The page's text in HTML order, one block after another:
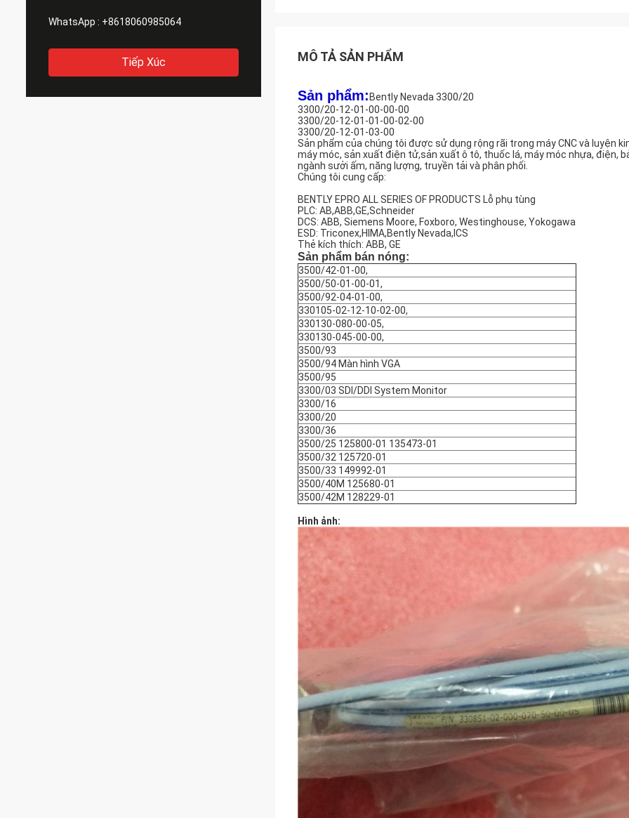
WhatsApp : +8618060985064
Tiếp Xúc MÔ TẢ SẢN PHẨM
Sản phẩm: Bently Nevada 3300/20
3300/20-12-01-00-00-00
3300/20-12-01-01-00-02-00
3300/20-12-01-03-00
Sản phẩm của chúng tôi được sử dụng rộng rãi trong máy CNC và luyện
máy móc, sản xuất điện tử,sản xuất ô tô, thuốc lá, máy móc nhựa, điện,
ngành sưởi ấm, năng lượng, truyền tải và phân phối.
Chúng tôi cung cấp:
BENTLY EPRO ALL SERIES OF PRODUCTS Lỗ phụ tùng
PLC: AB,ABB,GE,Schneider
DCS: ABB, Siemens Moore, Foxboro, Westinghouse, Yokogawa
ESD: Triconex,HIMA,Bently Nevada,ICS
Thẻ kích thích: ABB, GE
Sản phẩm bán nóng:
3500/42-01-00,
3500/50-01-00-01,
3500/92-04-01-00,
330105-02-12-10-02-00,
330130-080-00-05,
330130-045-00-00,
3500/93
3500/94 Màn hình VGA
3500/95
3300/03 SDI/DDI System Monitor
3300/16
3300/20
3300/36
3500/25 125800-01 135473-01
3500/32 125720-01
3500/33 149992-01
3500/40M 125680-01
3500/42M 128229-01
Hình ảnh: